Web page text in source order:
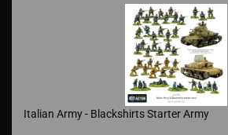
Italian Army - Blackshirts Starter Army